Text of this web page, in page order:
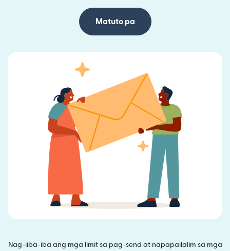
Matuto pa
Nag-iiba-iba ang mga limit sa pag-send at napapailalim sa mga